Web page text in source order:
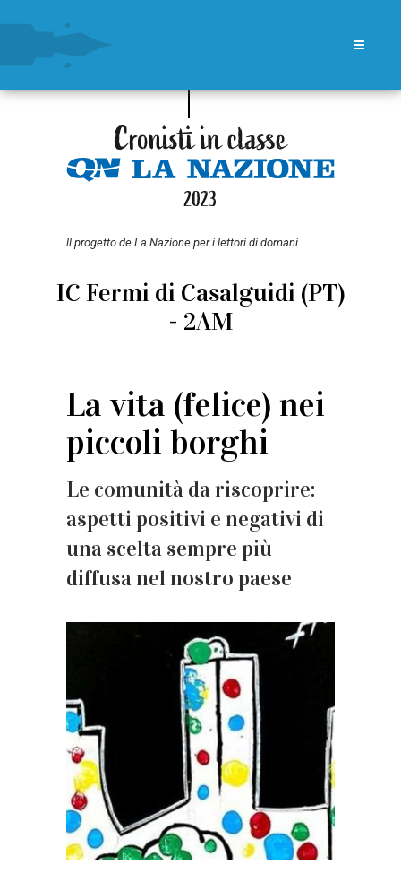
ll progetto de La Nazione per i lettori di domani
IC Fermi di Casalguidi (PT)
- 2AM
La vita (felice) nei
piccoli borghi
Le comunità da riscoprire:
aspetti positivi e negativi di
una scelta sempre più
diffusa nel nostro paese